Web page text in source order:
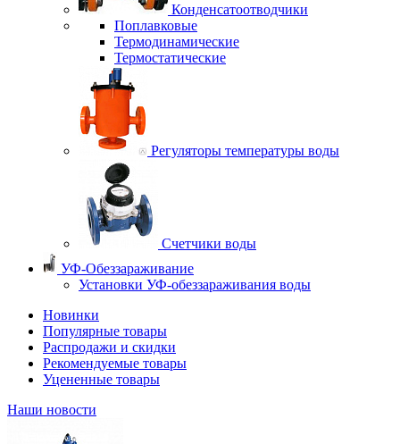
Конденсатоотводчики
Поплавковые
Термодинамические
Термостатические
Регуляторы температуры воды
Счетчики воды
УФ-Обеззараживание
Установки УФ-обеззараживания воды
Новинки
Популярные товары
Распродажи и скидки
Рекомендуемые товары
Уцененные товары
Наши новости